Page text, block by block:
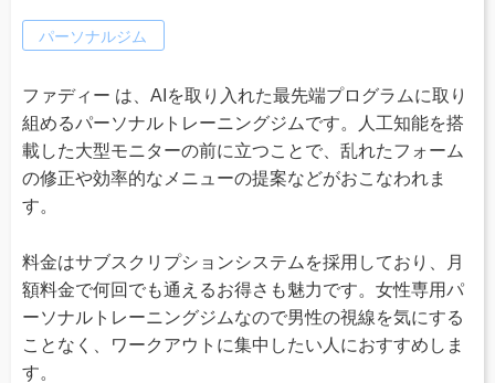
パーソナルジム
ファディー は、AIを取り入れた最先端プログラムに取り
組めるパーソナルトレーニングジムです。人工知能を搭
載した大型モニターの前に立つことで、乱れたフォーム
の修正や効率的なメニューの提案などがおこなわれま
す。
料金はサブスクリプションシステムを採用しており、月
額料金で何回でも通えるお得さも魅力です。女性専用パ
ーソナルトレーニングジムなので男性の視線を気にする
ことなく、ワークアウトに集中したい人におすすめしま
す。